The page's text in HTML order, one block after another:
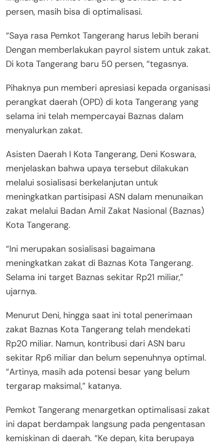
persen, masih bisa di optimalisasi.
“Saya rasa Pemkot Tangerang harus lebih berani
Dengan memberlakukan payrol sistem untuk zakat.
Di kota Tangerang baru 50 persen, “tegasnya.
Pihaknya pun memberi apresiasi kepada organisasi
perangkat daerah (OPD) di kota Tangerang yang
selama ini telah mempercayai Baznas dalam
menyalurkan zakat.
Asisten Daerah I Kota Tangerang, Deni Koswara,
menjelaskan bahwa upaya tersebut dilakukan
melalui sosialisasi berkelanjutan untuk
meningkatkan partisipasi ASN dalam menunaikan
zakat melalui Badan Amil Zakat Nasional (Baznas)
Kota Tangerang.
“Ini merupakan sosialisasi bagaimana
meningkatkan zakat di Baznas Kota Tangerang.
Selama ini target Baznas sekitar Rp21 miliar,”
ujarnya.
Menurut Deni, hingga saat ini total penerimaan
zakat Baznas Kota Tangerang telah mendekati
Rp20 miliar. Namun, kontribusi dari ASN baru
sekitar Rp6 miliar dan belum sepenuhnya optimal.
“Artinya, masih ada potensi besar yang belum
tergarap maksimal,” katanya.
Pemkot Tangerang menargetkan optimalisasi zakat
ini dapat berdampak langsung pada pengentasan
kemiskinan di daerah. “Ke depan, kita berupaya